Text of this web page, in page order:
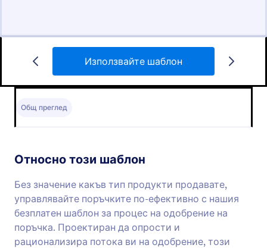
Използвайте шаблон
Общ преглед
Относно този шаблон
Без значение какъв тип продукти продавате,
управлявайте поръчките по-ефективно с нашия
безплатен шаблон за процес на одобрение на
поръчка. Проектиран да опрости и
рационализира потока ви на одобрение, този